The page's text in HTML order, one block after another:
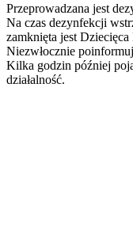
Przeprowadzana jest
Na czas dezynfekcji
zamknięta jest
Niezwłocznie
Kilka godzin później
działalność.